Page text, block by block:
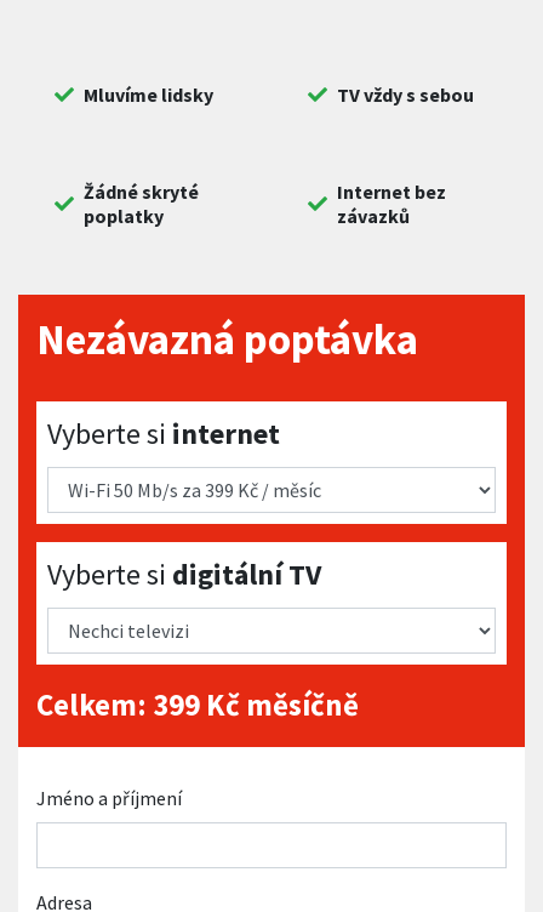
Mluvíme lidsky TV vždy s sebou
Žádné skryté
poplatky
Internet bez
závazků
Nezávazná poptávka
Vyberte si internet
Vyberte si internet
Vyberte si digitální TV
Vyberte si digitální TV
Celkem: 399 Kč měsíčně
Jméno a příjmení
Adresa